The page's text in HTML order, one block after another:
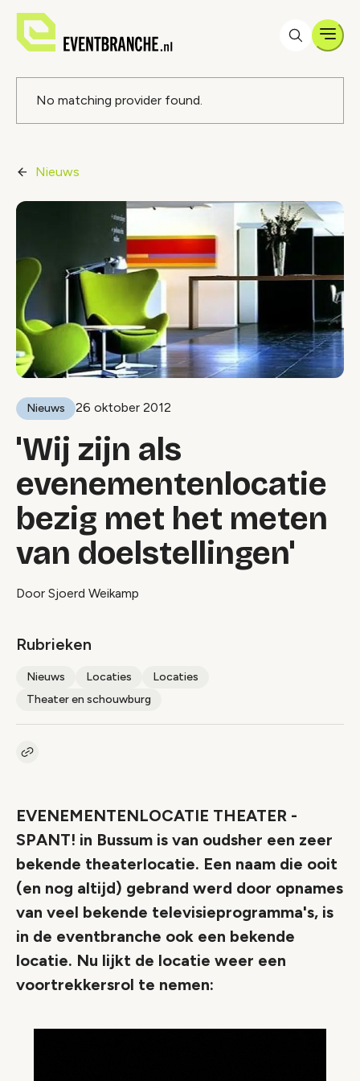
Foutmelding
No matching provider found.
Nieuws
Nieuws 26 oktober 2012
'Wij zijn als
evenementenlocatie
bezig met het meten
van doelstellingen'
Door Sjoerd Weikamp
Rubrieken
Nieuws Locaties
Locaties
Theater en schouwburg
Kopieer link naar artikel
EVENEMENTENLOCATIE THEATER -
SPANT! in Bussum is van oudsher een zeer
bekende theaterlocatie. Een naam die ooit
(en nog altijd) gebrand werd door opnames
van veel bekende televisieprogramma's, is
in de eventbranche ook een bekende
locatie. Nu lijkt de locatie weer een
voortrekkersrol te nemen: